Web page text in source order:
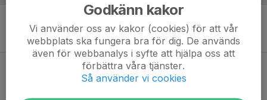
10:00
LBK Gottfridsberg - Sturefors IF F2014 vit
Lingvallen
-
LBK Gottfridsberg - Svärtinge SK F 13 år
Lingvallen
Godkänn kakor
Vi använder oss av kakor (cookies) för att vår
webbplats ska fungera bra för dig. De används
även för webbanalys i syfte att hjälpa oss att
förbättra våra tjänster.
Så använder vi cookies